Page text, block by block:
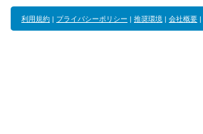
利用規約 | プライバシーポリシー | 推奨環境 | 会社概要 |